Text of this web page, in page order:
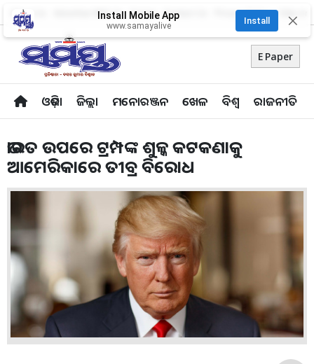
About Us Advertise With Us Career Contact Us Privacy Policy
E Paper
ଓଡ଼ିଶା ଜିଲ୍ଲା ମନୋରଞ୍ଜନ ଖେଳ ବିଶ୍ବ ରାଜନୀତି
Install Mobile App
www.samayalive
Install ✕
ଭାରତ ଉପରେ ଟ୍ରମ୍ପଙ୍କ ଶୁଳ୍କ କଟକଣାକୁ
ଆମେରିକାରେ ତୀବ୍ର ବିରୋଧ